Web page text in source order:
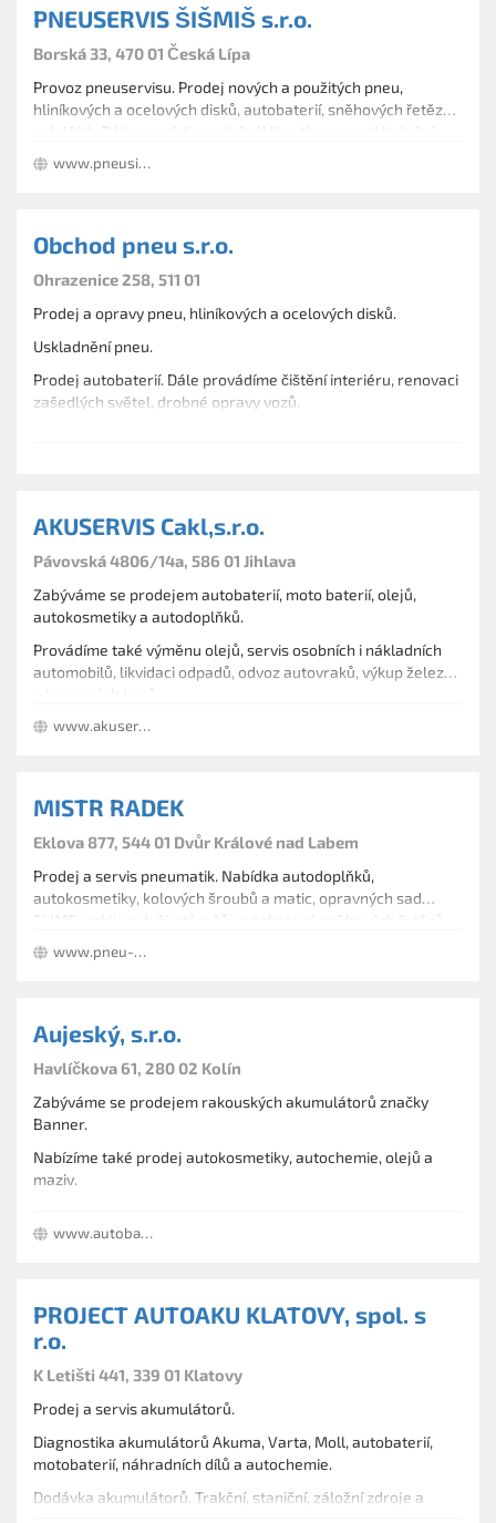
PNEUSERVIS ŠIŠMIŠ s.r.o.
Borská 33, 470 01 Česká Lípa
Provoz pneuservisu. Prodej nových a použitých pneu,
hliníkových a ocelových disků, autobaterií, sněhových řetězů
a dalších. Dále provádíme plnění klimatizace a uskladnění
pneumatik.
www.pneusismis.cz
Obchod pneu s.r.o.
Ohrazenice 258, 511 01
Prodej a opravy pneu, hliníkových a ocelových disků.
Uskladnění pneu.
Prodej autobaterií. Dále provádíme čištění interiéru, renovaci
zašedlých světel, drobné opravy vozů.
AKUSERVIS Cakl,s.r.o.
Pávovská 4806/14a, 586 01 Jihlava
Zabýváme se prodejem autobaterií, moto baterií, olejů,
autokosmetiky a autodoplňků.
Provádíme také výměnu olejů, servis osobních i nákladních
automobilů, likvidaci odpadů, odvoz autovraků, výkup železa
a barevných kovů.
www.akuserviscakl.cz
MISTR RADEK
Eklova 877, 544 01 Dvůr Králové nad Labem
Prodej a servis pneumatik. Nabídka autodoplňků,
autokosmetiky, kolových šroubů a matic, opravných sad
SLIME, poklic a duší, stěračů, autobaterií, sněhových řetězů,
disků. Provádění mytí a čištění vozidel.
www.pneu-mistr.cz
Aujeský, s.r.o.
Havlíčkova 61, 280 02 Kolín
Zabýváme se prodejem rakouských akumulátorů značky
Banner.
Nabízíme také prodej autokosmetiky, autochemie, olejů a
maziv.
akumulátorů.
www.autobateriekolin.cz
PROJECT AUTOAKU KLATOVY, spol. s
r.o.
K Letišti 441, 339 01 Klatovy
Prodej a servis akumulátorů.
Diagnostika akumulátorů Akuma, Varta, Moll, autobaterií,
motobaterií, náhradních dílů a autochemie.
Dodávka akumulátorů. Trakční, staniční, záložní zdroje a